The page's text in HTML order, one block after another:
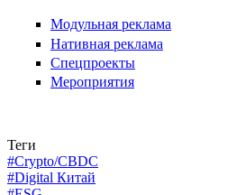
Модульная реклама
Нативная реклама
Спецпроекты
Мероприятия
Теги
#Crypto/CBDC
#Digital Китай